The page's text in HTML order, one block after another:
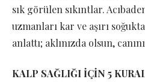
sık görülen sıkıntlar.
uzmanları kar ve aşırı
anlattı; aklınızda olsun,
KALP SAĞLIĞI İÇİN 5